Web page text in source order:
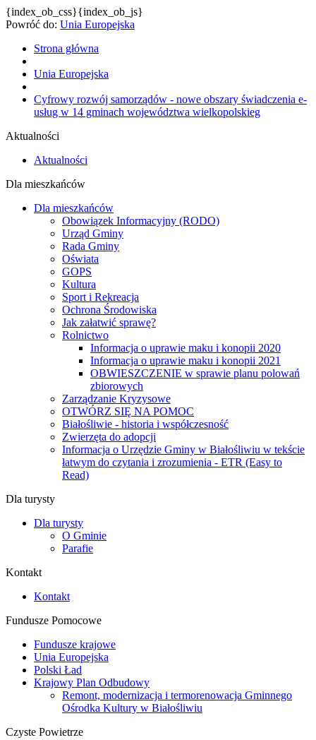
{index_ob_css}{index_ob_js}
Powróć do: Unia Europejska
Strona główna
Unia Europejska
Cyfrowy rozwój samorządów - nowe obszary świadczenia e-
usług w 14 gminach województwa wielkopolskieg
Aktualności
Aktualności
Dla mieszkańców
Dla mieszkańców
Obowiązek Informacyjny (RODO)
Urząd Gminy
Rada Gminy
Oświata
GOPS
Kultura
Sport i Rekreacja
Ochrona Środowiska
Jak załatwić sprawę?
Rolnictwo
Informacja o uprawie maku i konopii 2020
Informacja o uprawie maku i konopii 2021
OBWIESZCZENIE w sprawie planu polowań
zbiorowych
Zarządzanie Kryzysowe
OTWÓRZ SIĘ NA POMOC
Białośliwie - historia i współczesność
Zwierzęta do adopcji
Informacja o Urzędzie Gminy w Białośliwiu w tekście
łatwym do czytania i zrozumienia - ETR (Easy to
Read)
Dla turysty
Dla turysty
O Gminie
Parafie
Kontakt
Kontakt
Fundusze Pomocowe
Fundusze krajowe
Unia Europejska
Polski Ład
Krajowy Plan Odbudowy
Remont, modernizacja i termorenowacja Gminnego
Ośrodka Kultury w Białośliwiu
Czyste Powietrze